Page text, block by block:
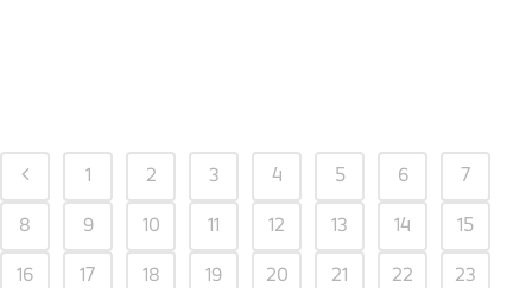
1 2 3 4 5 6 7
8 9 10 11 12 13 14 15
16 17 18 19 20 21 22 23